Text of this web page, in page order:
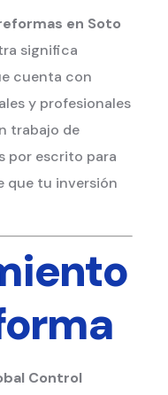
en Soto
significa
cuenta con
y profesionales
trabajo de
por escrito para
que tu inversión
Control